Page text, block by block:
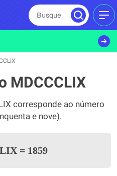
Busque
MDCCCLIX
corresponde ao número
e nove).
=1859